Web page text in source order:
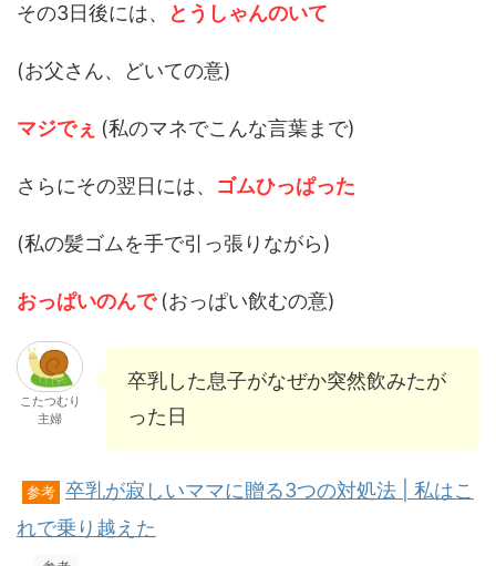
その3日後には、 とうしゃんのいて
(お父さん、どいての意)
マジでぇ (私のマネでこんな言葉まで)
さらにその翌日には、 ゴムひっぱった
(私の髪ゴムを手で引っ張りながら)
おっぱいのんで (おっぱい飲むの意)
こたつむり
主婦
卒乳した息子がなぜか突然飲みたが
った日
参考 卒乳が寂しいママに贈る3つの対処法 | 私はこ
れで乗り越えた